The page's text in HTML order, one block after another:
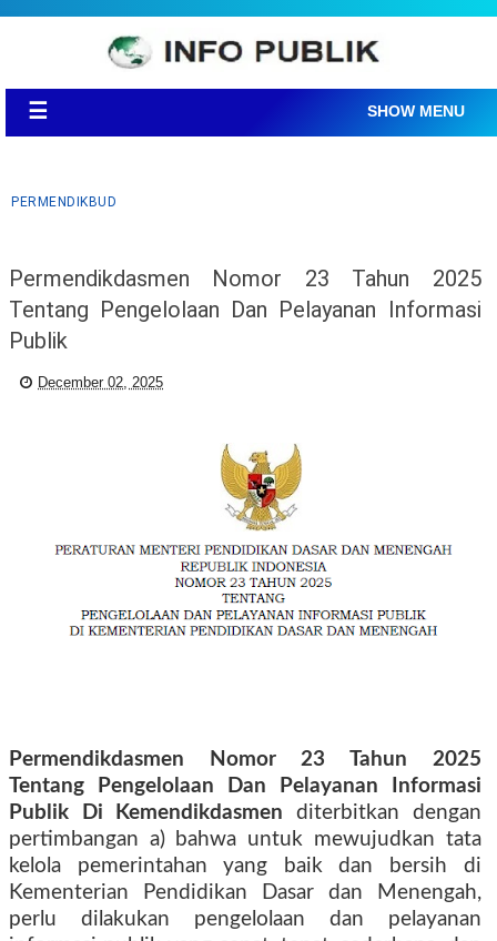
☰ SHOW MENU
PERMENDIKBUD
Permendikdasmen Nomor 23 Tahun 2025
Tentang Pengelolaan Dan Pelayanan Informasi
Publik
December 02, 2025
Permendikdasmen Nomor 23 Tahun 2025
Tentang Pengelolaan Dan Pelayanan Informasi
Publik Di Kemendikdasmen diterbitkan dengan
pertimbangan a) bahwa untuk mewujudkan tata
kelola pemerintahan yang baik dan bersih di
Kementerian Pendidikan Dasar dan Menengah,
perlu dilakukan pengelolaan dan pelayanan